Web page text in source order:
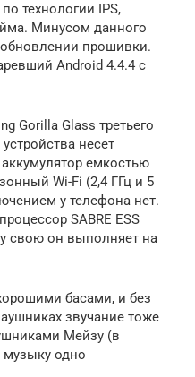
технологии IPS,
Минусом данного
обновлении прошивки.
Android 4.4.4 с
Gorilla Glass третьего
несет
емкостью
Wi-Fi (2,4 ГГц и 5
у телефона нет.
SABRE ESS
свою он выполняет на
басами, и без
звучание тоже
Мейзу (в
музыку одно